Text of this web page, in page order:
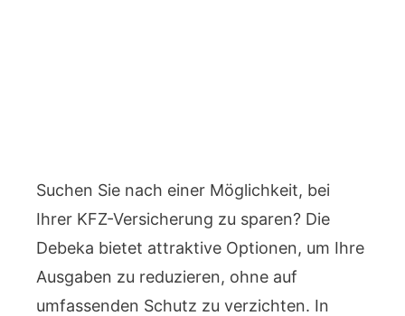
Suchen Sie nach einer Möglichkeit, bei
Ihrer KFZ-Versicherung zu sparen? Die
Debeka bietet attraktive Optionen, um Ihre
Ausgaben zu reduzieren, ohne auf
umfassenden Schutz zu verzichten. In